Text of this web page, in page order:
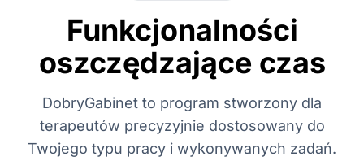
Funkcjonalności
oszczędzające czas
DobryGabinet to program stworzony dla
terapeutów precyzyjnie dostosowany do
Twojego typu pracy i wykonywanych zadań.